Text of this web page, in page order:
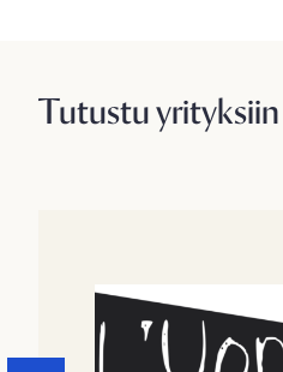
Tutustu yrityksiin